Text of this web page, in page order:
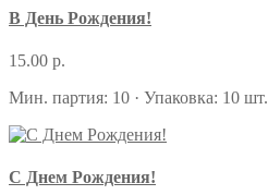
В День Рождения!
15.00 р.
Мин. партия: 10 · Упаковка: 10 шт.
С Днем Рождения!